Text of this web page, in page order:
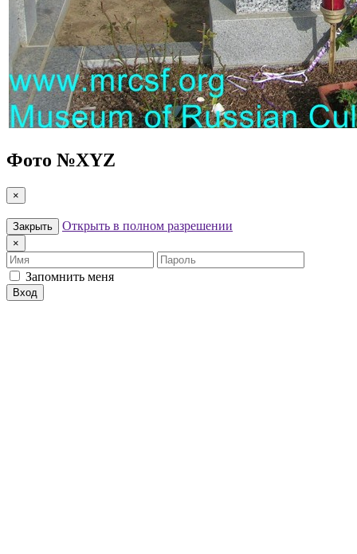
Фото №XYZ
×
Закрыть Открыть в полном разрешении
×
Имя
Пароль
Запомнить меня
Вход